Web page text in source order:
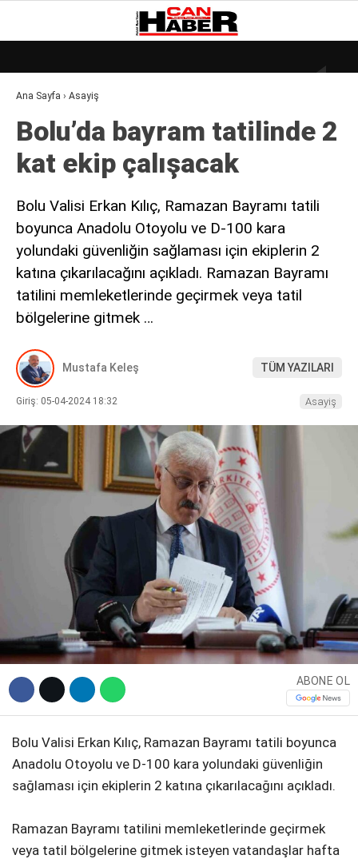
WhatsApp İhbar Hattı
Facebook
Instagram
19.3°
GALERİ
DÜNYA
EKONOMI
KÜLÜR – SANAT
MAGAZIN
SAĞLIK
POLITIKA
ASAYIŞ
DIĞER
Ana Sayfa › Asayiş
Bolu’da bayram tatilinde 2
kat ekip çalışacak
Bolu Valisi Erkan Kılıç, Ramazan Bayramı tatili
boyunca Anadolu Otoyolu ve D-100 kara
yolundaki güvenliğin sağlaması için ekiplerin 2
katına çıkarılacağını açıkladı. Ramazan Bayramı
tatilini memleketlerinde geçirmek veya tatil
bölgelerine gitmek …
Mustafa Keleş TÜM YAZILARI
Giriş: 05-04-2024 18:32 Asayiş
ABONE OL
Bolu Valisi Erkan Kılıç, Ramazan Bayramı tatili boyunca
Anadolu Otoyolu ve D-100 kara yolundaki güvenliğin
sağlaması için ekiplerin 2 katına çıkarılacağını açıkladı.
Ramazan Bayramı tatilini memleketlerinde geçirmek
veya tatil bölgelerine gitmek isteyen vatandaşlar hafta